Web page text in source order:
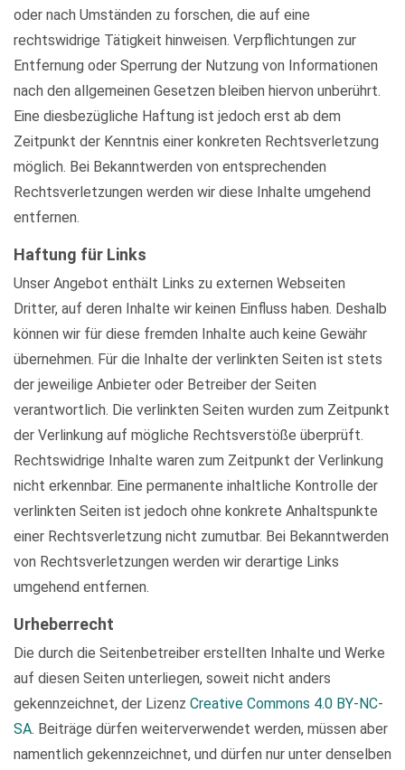
oder nach Umständen zu forschen, die auf eine
rechtswidrige Tätigkeit hinweisen. Verpflichtungen zur
Entfernung oder Sperrung der Nutzung von Informationen
nach den allgemeinen Gesetzen bleiben hiervon unberührt.
Eine diesbezügliche Haftung ist jedoch erst ab dem
Zeitpunkt der Kenntnis einer konkreten Rechtsverletzung
möglich. Bei Bekanntwerden von entsprechenden
Rechtsverletzungen werden wir diese Inhalte umgehend
entfernen.
Haftung für Links
Unser Angebot enthält Links zu externen Webseiten
Dritter, auf deren Inhalte wir keinen Einfluss haben. Deshalb
können wir für diese fremden Inhalte auch keine Gewähr
übernehmen. Für die Inhalte der verlinkten Seiten ist stets
der jeweilige Anbieter oder Betreiber der Seiten
verantwortlich. Die verlinkten Seiten wurden zum Zeitpunkt
der Verlinkung auf mögliche Rechtsverstöße überprüft.
Rechtswidrige Inhalte waren zum Zeitpunkt der Verlinkung
nicht erkennbar. Eine permanente inhaltliche Kontrolle der
verlinkten Seiten ist jedoch ohne konkrete Anhaltspunkte
einer Rechtsverletzung nicht zumutbar. Bei Bekanntwerden
von Rechtsverletzungen werden wir derartige Links
umgehend entfernen.
Urheberrecht
Die durch die Seitenbetreiber erstellten Inhalte und Werke
auf diesen Seiten unterliegen, soweit nicht anders
gekennzeichnet, der Lizenz Creative Commons 4.0 BY-NC-
SA. Beiträge dürfen weiterverwendet werden, müssen aber
namentlich gekennzeichnet, und dürfen nur unter denselben